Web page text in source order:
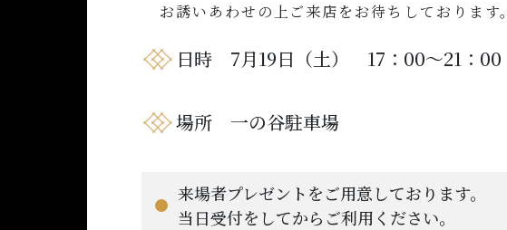
お誘いあわせの上ご来店をお待ちしております。
日時 7月19日（土） 17：00～21：00
場所 一の谷駐車場
来場者プレゼントをご用意しております。
当日受付をしてからご利用ください。